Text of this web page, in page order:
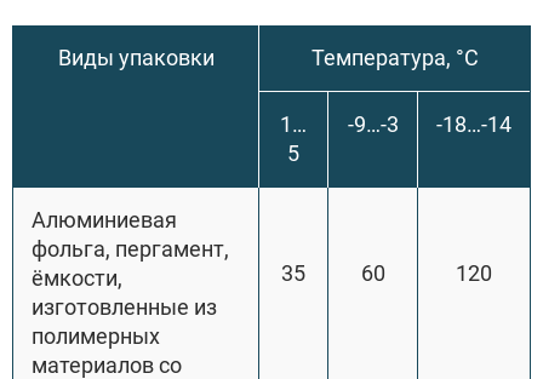
Виды упаковки Температура, °С
1…
5
-9…-3 -18…-14
Алюминиевая
фольга, пергамент,
ёмкости,
изготовленные из
полимерных
материалов со
35 60 120